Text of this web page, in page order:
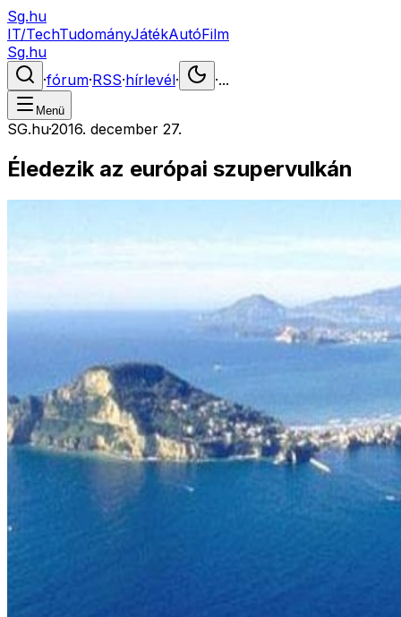
Sg.hu
IT/TechTudományJátékAutóFilm
Sg.hu
·fórum·RSS·hírlevél· ·...
Menü
SG.hu·2016. december 27.
Éledezik az európai szupervulkán